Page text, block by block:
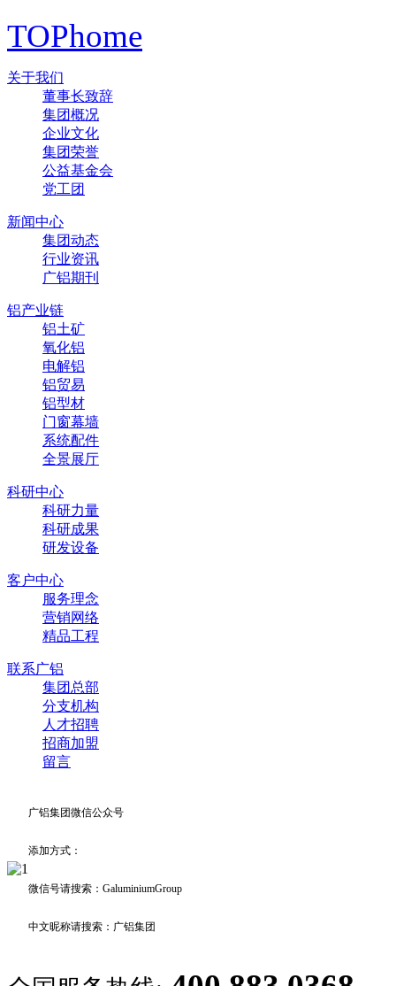
TOPhome
关于我们
董事长致辞
集团概况
企业文化
集团荣誉
公益基金会
党工团
新闻中心
集团动态
行业资讯
广铝期刊
铝产业链
铝土矿
氧化铝
电解铝
铝贸易
铝型材
门窗幕墙
系统配件
全景展厅
科研中心
科研力量
科研成果
研发设备
客户中心
服务理念
营销网络
精品工程
联系广铝
集团总部
分支机构
人才招聘
招商加盟
留言
广铝集团微信公众号
添加方式：
微信号请搜索：GaluminiumGroup
中文昵称请搜索：广铝集团